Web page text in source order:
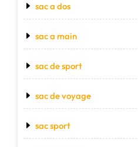
sac a dos
sac a main
sac de sport
sac de voyage
sac sport